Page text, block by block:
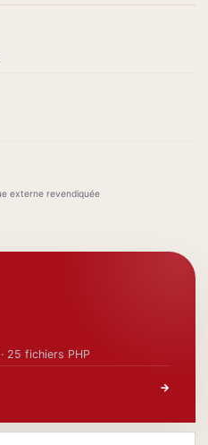
externe revendiquée
25 fichiers PHP
→